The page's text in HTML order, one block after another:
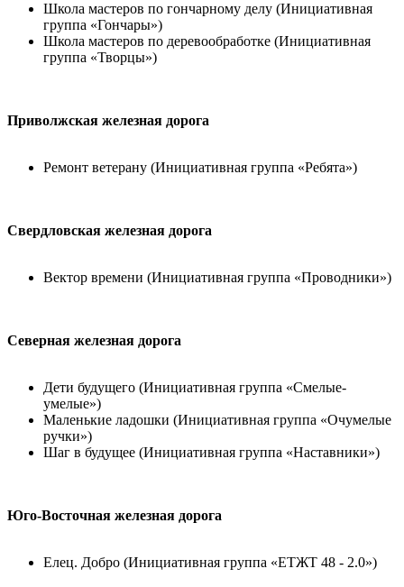
Школа мастеров по гончарному делу (Инициативная
группа «Гончары»)
Школа мастеров по деревообработке (Инициативная
группа «Творцы»)
Приволжская железная дорога
Ремонт ветерану (Инициативная группа «Ребята»)
Свердловская железная дорога
Вектор времени (Инициативная группа «Проводники»)
Северная железная дорога
Дети будущего (Инициативная группа «Смелые-
умелые»)
Маленькие ладошки (Инициативная группа «Очумелые
ручки»)
Шаг в будущее (Инициативная группа «Наставники»)
Юго-Восточная железная дорога
Елец. Добро (Инициативная группа «ЕТЖТ 48 - 2.0»)